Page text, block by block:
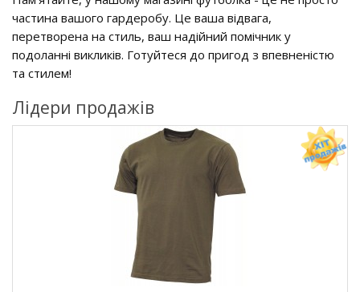
частина вашого гардеробу. Це ваша відвага,
перетворена на стиль, ваш надійний помічник у
подоланні викликів. Готуйтеся до пригод з впевненістю
та стилем!
Лідери продажів